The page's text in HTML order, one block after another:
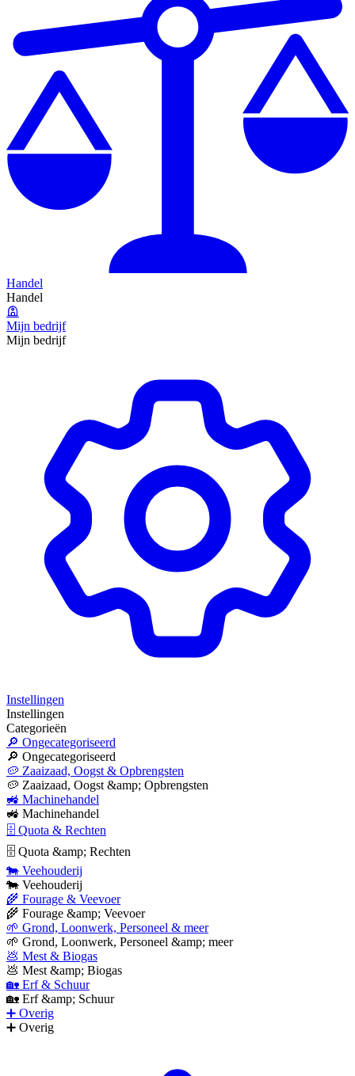
Handel
Handel
Mijn bedrijf
Mijn bedrijf
Instellingen
Instellingen
Categorieën
🔎 Ongecategoriseerd
🔎 Ongecategoriseerd
🥔 Zaaizaad, Oogst & Opbrengsten
🥔 Zaaizaad, Oogst &amp; Opbrengsten
🚜 Machinehandel
🚜 Machinehandel
🗄 Quota & Rechten
🗄 Quota &amp; Rechten
🐄 Veehouderij
🐄 Veehouderij
🌾 Fourage & Veevoer
🌾 Fourage &amp; Veevoer
🌱 Grond, Loonwerk, Personeel & meer
🌱 Grond, Loonwerk, Personeel &amp; meer
💩 Mest & Biogas
💩 Mest &amp; Biogas
🏡 Erf & Schuur
🏡 Erf &amp; Schuur
➕ Overig
➕ Overig